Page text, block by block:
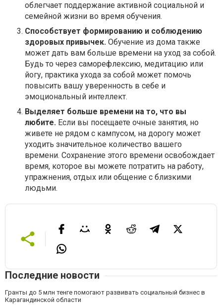
облегчает поддержание активной социальной и
семейной жизни во время обучения.
Способствует формированию и соблюдению
здоровых привычек. Обучение из дома также
может дать вам больше времени на уход за собой.
Будь то через саморефлексию, медитацию или
йогу, практика ухода за собой может помочь
повысить вашу уверенность в себе и
эмоциональный интеллект.
Выделяет больше времени на то, что вы
любите. Если вы посещаете очные занятия, но
живете не рядом с кампусом, на дорогу может
уходить значительное количество вашего
времени. Сохранение этого времени освобождает
время, которое вы можете потратить на работу,
упражнения, отдых или общение с близкими
людьми.
Последние новости
Гранты до 5 млн тенге помогают развивать социальный бизнес в
Карагандинской области